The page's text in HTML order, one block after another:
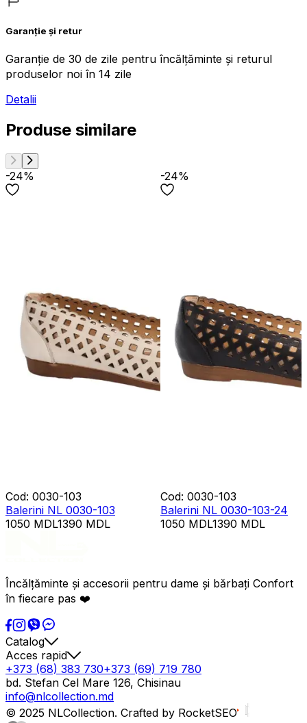
Garanție și retur
Garanție de 30 de zile pentru încălțăminte și returul
produselor noi în 14 zile
Detalii
Produse similare
-24%
Cod: 0030-103
Balerini NL 0030-103
1050 MDL1390 MDL
-24%
Cod: 0030-103
Balerini NL 0030-103-24
1050 MDL1390 MDL
Încălțăminte și accesorii pentru dame și bărbați Confort
în fiecare pas ❤️
Catalog
Acces rapid
+373 (68) 383 730+373 (69) 719 780
bd. Stefan Cel Mare 126, Chisinau
info@nlcollection.md
© 2025 NLCollection. Crafted by RocketSEO